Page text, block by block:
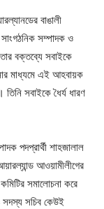
বাঙালী
সাংগঠনিক সম্পাদক ও
তার বক্তব্যে সবাইকে
মাধ্যমে এই আহবায়ক
সবাইকে ধৈর্য ধারণ
পদপ্রার্থী শাহজালাল
আওয়ামীলীগের
সমালোচনা করে
সদস্য সচিব কেউই